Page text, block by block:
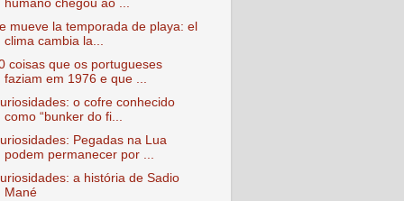
humano chegou ao ...
mueve la temporada de playa: el
clima cambia la...
coisas que os portugueses
faziam em 1976 e que ...
o cofre conhecido
como “bunker do fi...
Pegadas na Lua
podem permanecer por ...
a história de Sadio
Mané